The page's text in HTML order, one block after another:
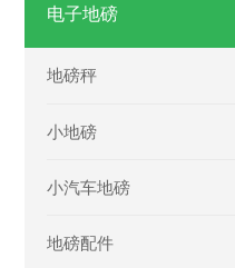
电子地磅
地磅秤
小地磅
小汽车地磅
地磅配件